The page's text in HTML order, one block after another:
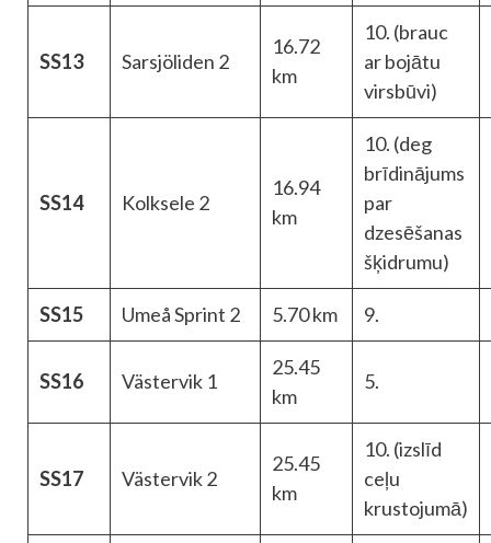
SS13 Sarsjöliden 2
16.72
km
10. (brauc
ar bojātu
virsbūvi)
SS14 Kolksele 2
16.94
km
10. (deg
brīdinājums
par
dzesēšanas
šķidrumu)
SS15 Umeå Sprint 2 5.70 km 9.
SS16 Västervik 1
25.45
km
5.
SS17 Västervik 2
25.45
km
10. (izslīd
ceļu
krustojumā)